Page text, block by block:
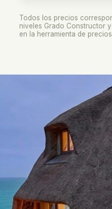
Todos los precios
niveles Grado Constructor
en la herramienta de